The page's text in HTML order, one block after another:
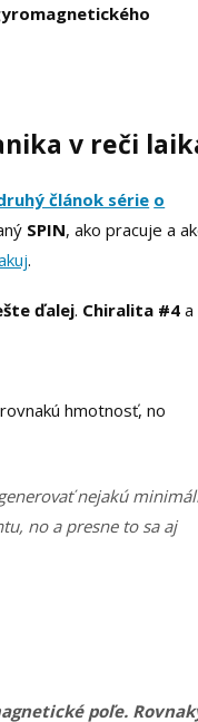
v reči
článok série o
SPIN, ako pracuje a
.
ďalej. Chiralita #4a
hmotnosť, no
nejakú
no a presne to sa aj
poľe.